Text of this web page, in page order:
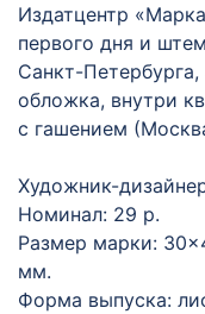
Издатцентр
первого дня и
Санкт-
обложка, внутри
с гашением
Художник-
Номинал: 29 р.
Размер марки:
мм.
Форма выпуска: